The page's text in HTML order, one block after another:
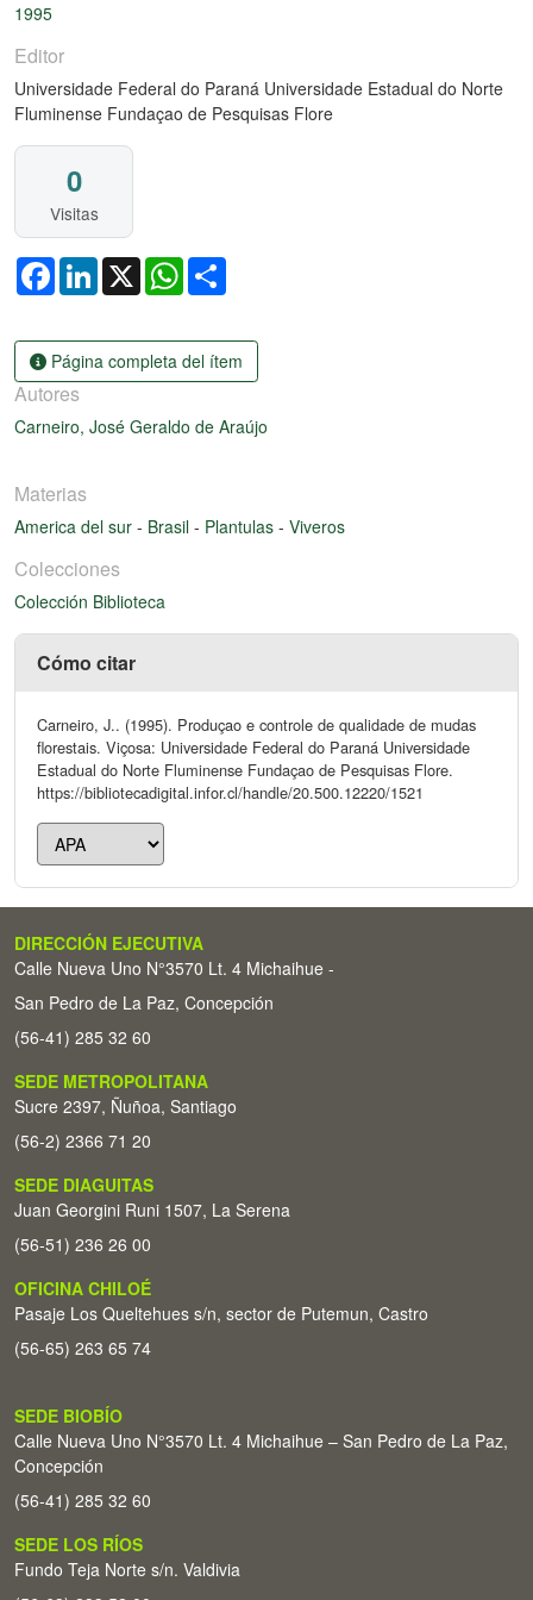
1995
Editor
Universidade Federal do Paraná Universidade Estadual do Norte
Fluminense Fundaçao de Pesquisas Flore
0
Visitas
FacebookLinkedIn
X WhatsApp
Página completa del ítem
Autores
Carneiro, José Geraldo de Araújo
Materias
America del sur - Brasil - Plantulas - Viveros
Colecciones
Colección Biblioteca
Cómo citar
Carneiro, J.. (1995). Produçao e controle de qualidade de mudas
florestais. Viçosa: Universidade Federal do Paraná Universidade
Estadual do Norte Fluminense Fundaçao de Pesquisas Flore.
https://bibliotecadigital.infor.cl/handle/20.500.12220/1521
DIRECCIÓN EJECUTIVA
Calle Nueva Uno N°3570 Lt. 4 Michaihue -
San Pedro de La Paz, Concepción
(56-41) 285 32 60
SEDE METROPOLITANA
Sucre 2397, Ñuñoa, Santiago
(56-2) 2366 71 20
SEDE DIAGUITAS
Juan Georgini Runi 1507, La Serena
(56-51) 236 26 00
OFICINA CHILOÉ
Pasaje Los Queltehues s/n, sector de Putemun, Castro
(56-65) 263 65 74
SEDE BIOBÍO
Calle Nueva Uno N°3570 Lt. 4 Michaihue – San Pedro de La Paz,
Concepción
(56-41) 285 32 60
SEDE LOS RÍOS
Fundo Teja Norte s/n. Valdivia